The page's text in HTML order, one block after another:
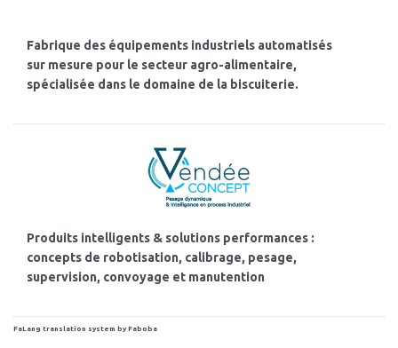
Fabrique des équipements industriels automatisés
sur mesure pour le secteur agro-alimentaire,
spécialisée dans le domaine de la biscuiterie.
Produits intelligents & solutions performances :
concepts de robotisation, calibrage, pesage,
supervision, convoyage et manutention
FaLang translation system by Faboba